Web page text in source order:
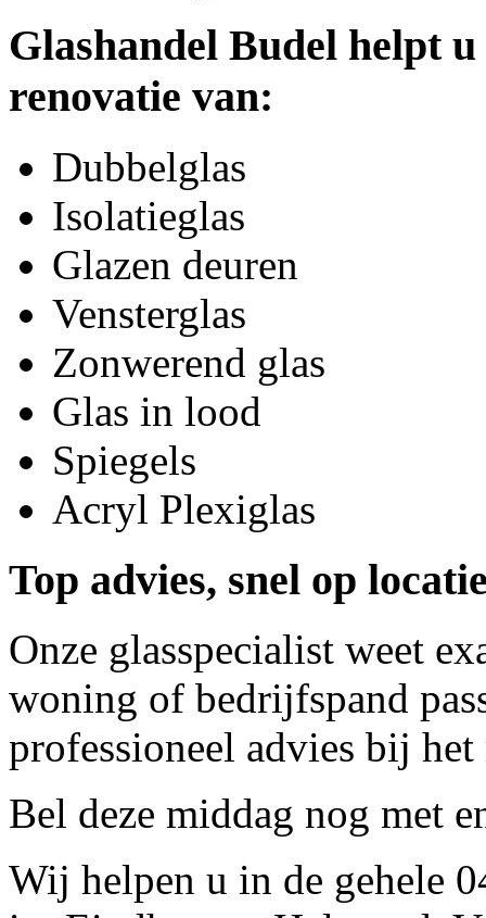
Glashandel Budel helpt
renovatie van:
Dubbelglas
Isolatieglas
Glazen deuren
Vensterglas
Zonwerend glas
Glas in lood
Spiegels
Acryl Plexiglas
Top advies, snel op
Onze glasspecialist weet
woning of bedrijfspand
professioneel advies bij
Bel deze middag nog met
Wij helpen u in de gehele